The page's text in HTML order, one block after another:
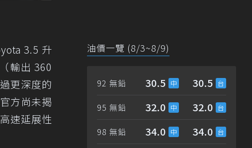
3.5 升
輸出 360
更深度的
方尚未揭
速延展性
油價一覽 (8/3~8/9)
92 無鉛 30.5 30.5
95 無鉛 32.0 32.0
98 無鉛 34.0 34.0